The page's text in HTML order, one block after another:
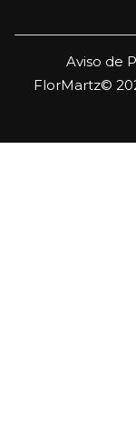
Aviso de
FlorMartz©